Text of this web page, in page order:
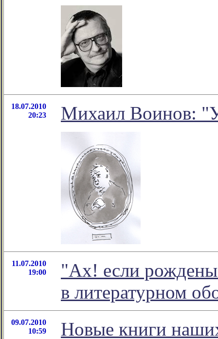
18.07.2010
20:23
Михаил Воинов:
11.07.2010
19:00
"Ах! если
в литературном
09.07.2010
10:59
Новые книги